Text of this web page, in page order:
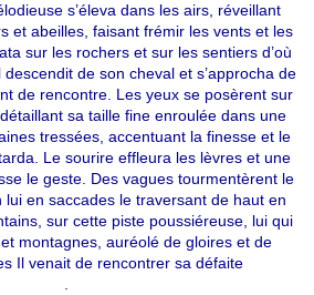
s’éleva dans les airs, réveillant
et abeilles, faisant frémir les vents et les
sur les rochers et sur les sentiers d’où
de son cheval et s’approcha de
de rencontre. Les yeux se posèrent sur
sa taille fine enroulée dans une
tressées, accentuant la finesse et le
Le sourire effleura les lèvres et une
le geste. Des vagues tourmentèrent le
en saccades le traversant de haut en
sur cette piste poussiéreuse, lui qui
montagnes, auréolé de gloires et de
Il venait de rencontrer sa défaite